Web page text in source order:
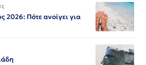
2026: Πότε ανοίγει για